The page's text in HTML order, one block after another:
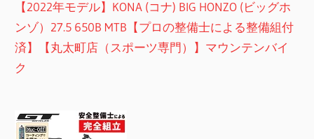
【2022年モデル】KONA (コナ) BIG HONZO (ビッグホ
ンゾ）27.5 650B MTB【プロの整備士による整備組付
済】【丸太町店（スポーツ専門）】マウンテンバイ
ク